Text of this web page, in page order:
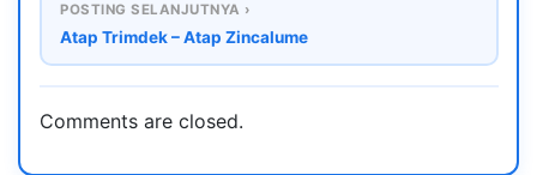
POSTING SELANJUTNYA ›
Atap Trimdek – Atap Zincalume
Comments are closed.